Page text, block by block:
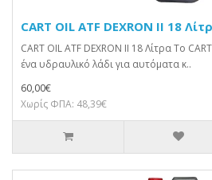
CART OIL ATF DEXRON II 18
CART OIL ATF DEXRON II 18 Λίτρα Το
ένα υδραυλικό λάδι για αυτόματα κ..
60,00€
Χωρίς ΦΠΑ: 48,39€